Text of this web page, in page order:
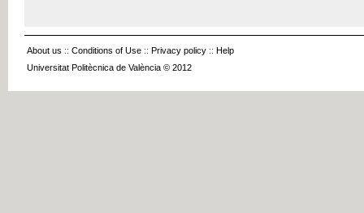
About us :: Conditions of Use :: Privacy policy :: Help
Universitat Politècnica de València © 2012